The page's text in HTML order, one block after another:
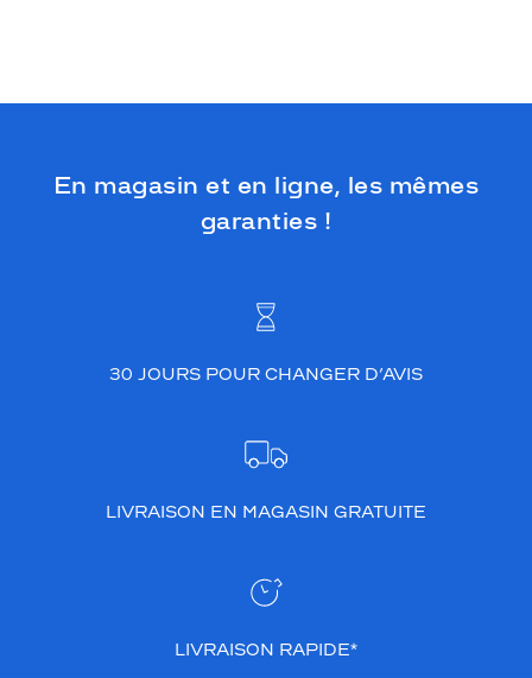
En magasin et en ligne, les mêmes
garanties !
30 JOURS POUR CHANGER D’AVIS
LIVRAISON EN MAGASIN GRATUITE
LIVRAISON RAPIDE*